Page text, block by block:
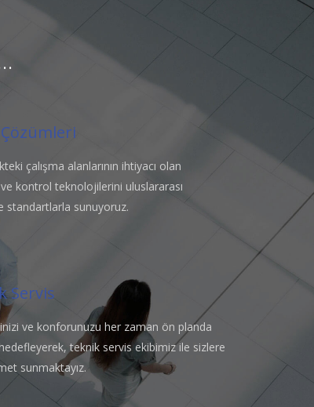
çalışma alanlarının ihtiyacı olan
kontrol teknolojilerini uluslararası
standartlarla sunuyoruz.
Servis
ve konforunuzu her zaman ön planda
teknik servis ekibimiz ile sizlere
sunmaktayız.